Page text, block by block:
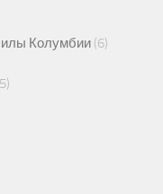
Колумбии (6)